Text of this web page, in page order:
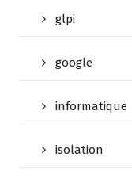
glpi
google
informatique
isolation